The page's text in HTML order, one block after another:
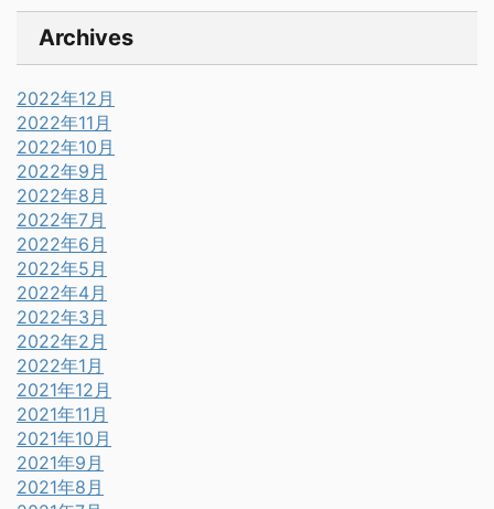
Archives
2022年12月
2022年11月
2022年10月
2022年9月
2022年8月
2022年7月
2022年6月
2022年5月
2022年4月
2022年3月
2022年2月
2022年1月
2021年12月
2021年11月
2021年10月
2021年9月
2021年8月